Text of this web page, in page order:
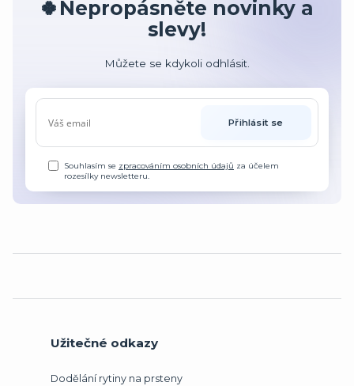
🍀Nepropásněte novinky a
slevy!
Můžete se kdykoli odhlásit.
Přihlásit se
Souhlasím se zpracováním osobních údajů za účelem
rozesílky newsletteru.
Užitečné odkazy
Dodělání rytiny na prsteny